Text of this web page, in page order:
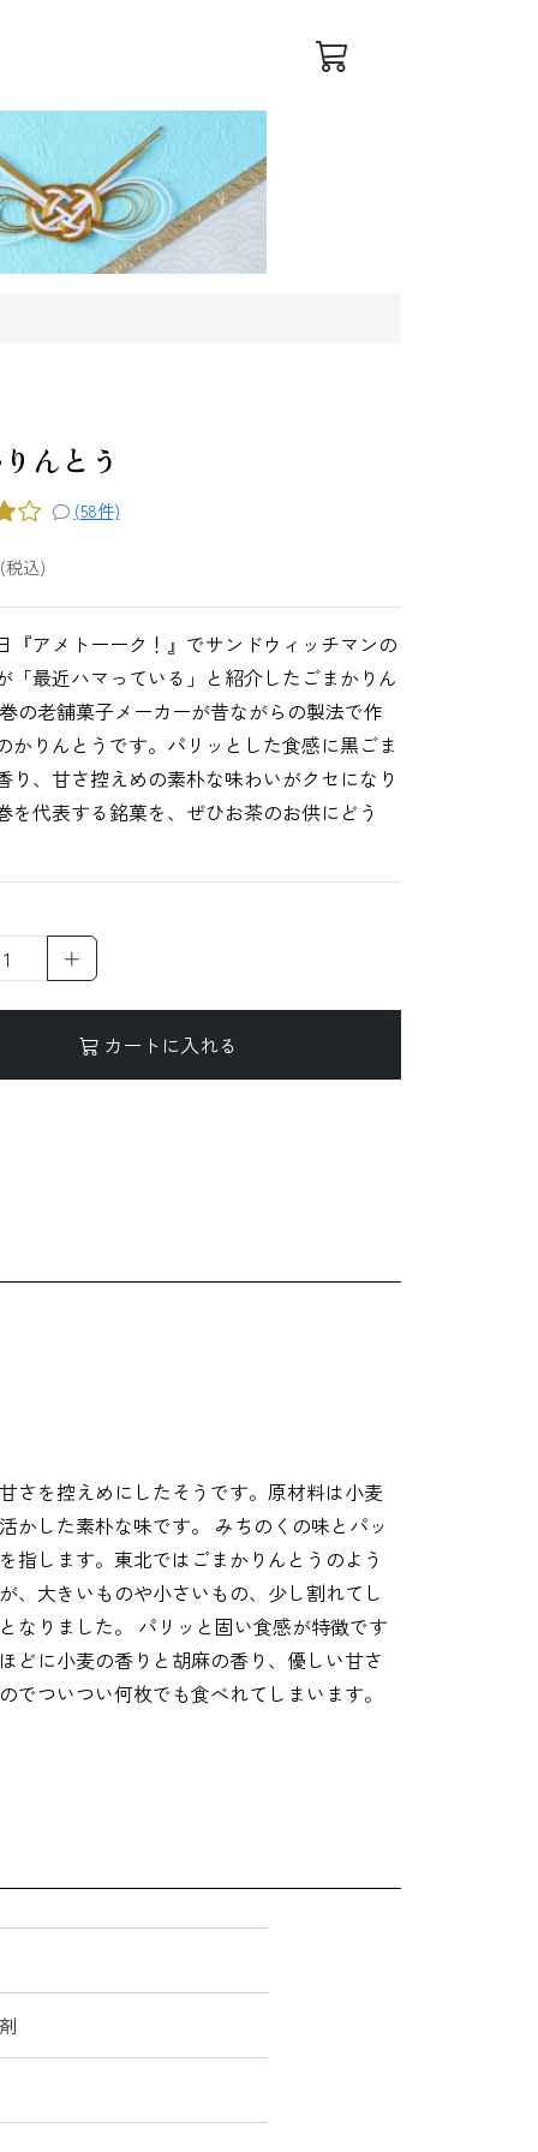
ログイン 会員登録
んとう
(58件)
(税込)
『アメトーーク！』でサンドウィッチマンの
「最近ハマっている」と紹介したごまかりん
の老舗菓子メーカーが昔ながらの製法で作
かりんとうです。パリッとした食感に黒ごま
り、甘さ控えめの素朴な味わいがクセになり
を代表する銘菓を、ぜひお茶のお供にどう
＋
カートに入れる
さを控えめにしたそうです。原材料は小麦
かした素朴な味です。 みちのくの味とパッ
指します。東北ではごまかりんとうのよう
、大きいものや小さいもの、少し割れてし
なりました。 パリッと固い食感が特徴です
どに小麦の香りと胡麻の香り、優しい甘さ
ついつい何枚でも食べれてしまいます。